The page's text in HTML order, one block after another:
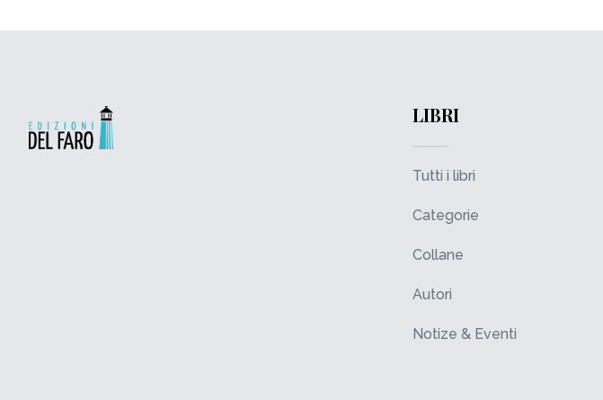
LIBRI
Tutti i libri
Categorie
Collane
Autori
Notize & Eventi